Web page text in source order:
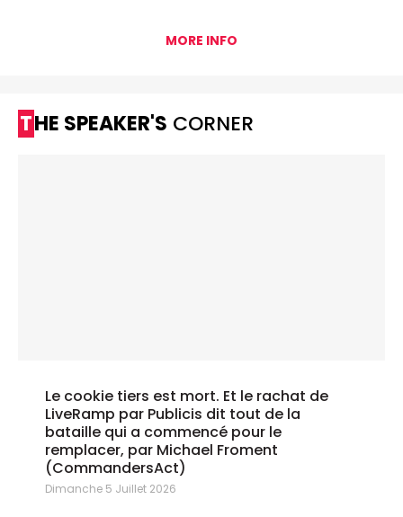
MORE INFO
THE SPEAKER'S CORNER
Le cookie tiers est mort. Et le rachat de
LiveRamp par Publicis dit tout de la
bataille qui a commencé pour le
remplacer, par Michael Froment
(CommandersAct)
Dimanche 5 Juillet 2026